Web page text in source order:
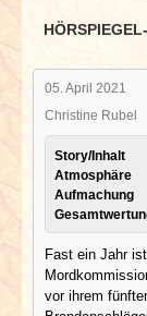
05. April 2021
Christine Rubel
Story/Inhalt
Atmosphäre
Aufmachung
Fast ein Jahr
vor ihrem